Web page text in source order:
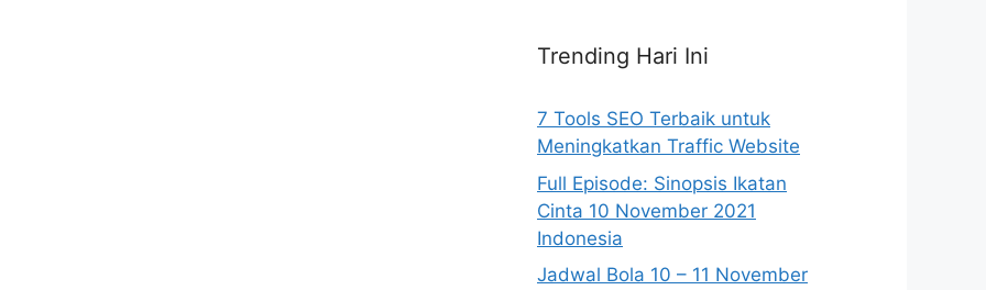
Trending Hari Ini
7 Tools SEO Terbaik untuk
Meningkatkan Traffic Website
Full Episode: Sinopsis Ikatan
Cinta 10 November 2021
Indonesia
Jadwal Bola 10 – 11 November